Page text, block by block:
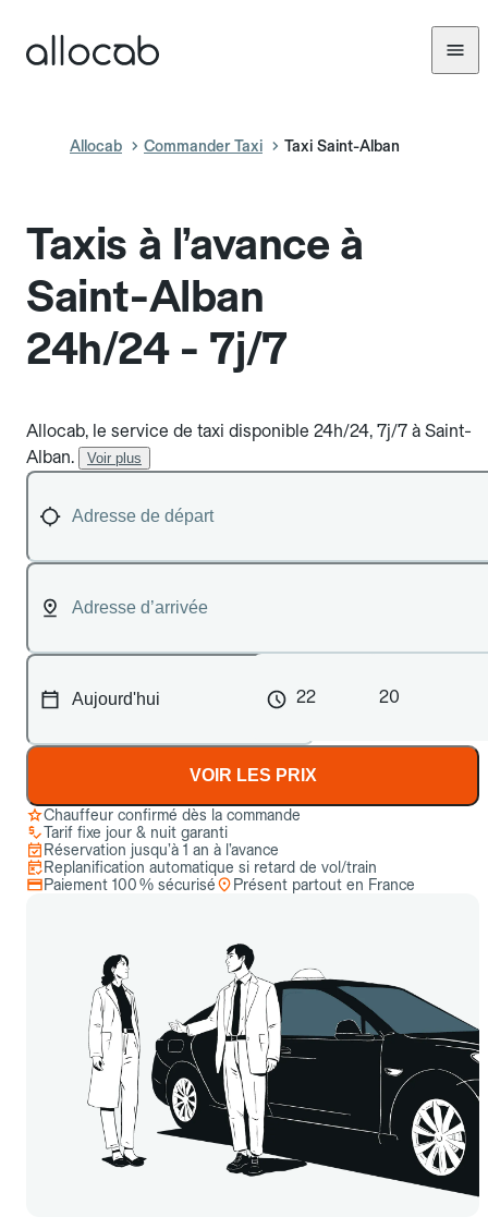
Allocab Commander Taxi Taxi Saint-Alban
Taxis à l’avance à
Saint-Alban
24h/24 - 7j/7
Allocab, le service de taxi disponible 24h/24, 7j/7 à Saint-
Alban.
Voir plus
22 20
VOIR LES PRIX
Chauffeur confirmé dès la commande
Tarif fixe jour & nuit garanti
Réservation jusqu’à 1 an à l’avance
Replanification automatique si retard de vol/train
Paiement 100 % sécurisé
Présent partout en France